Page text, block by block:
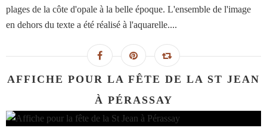
plages de la côte d'opale à la belle époque. L'ensemble de l'image
en dehors du texte a été réalisé à l'aquarelle....
AFFICHE POUR LA FÊTE DE LA ST JEAN
À PÉRASSAY